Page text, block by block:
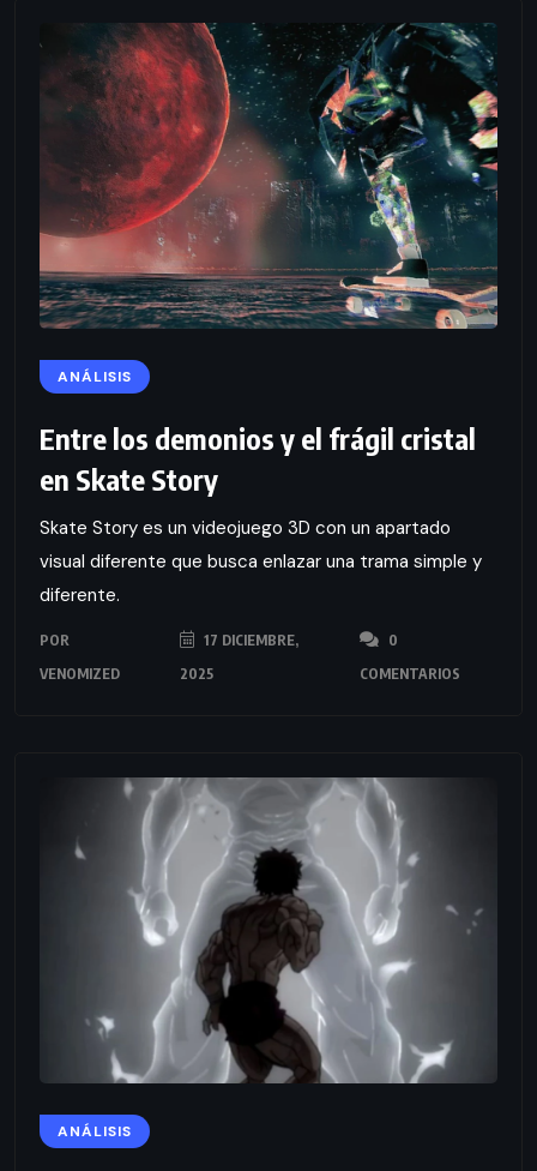
ANÁLISIS
Entre los demonios y el frágil cristal
en Skate Story
Skate Story es un videojuego 3D con un apartado
visual diferente que busca enlazar una trama simple y
diferente.
POR
VENOMIZED
17 DICIEMBRE,
2025
0
COMENTARIOS
ANÁLISIS